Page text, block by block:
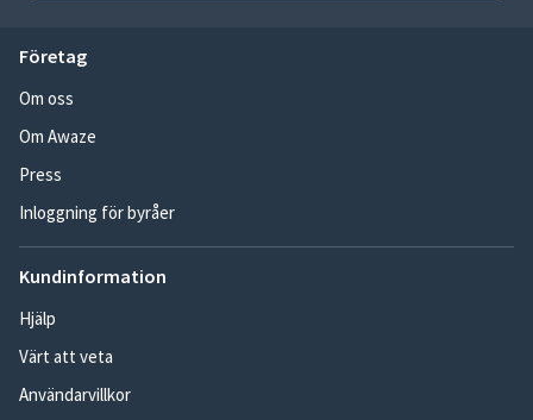
Företag
Om oss
Om Awaze
Press
Inloggning för byråer
Kundinformation
Hjälp
Värt att veta
Användarvillkor